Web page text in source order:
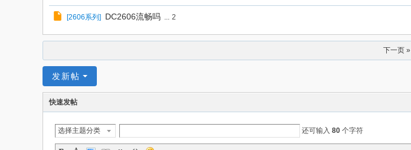
[2606系列 ] DC2606流畅吗 ... 2
下一页 »
发新帖
快速发帖
选择主题分类 还可输入 80 个字符